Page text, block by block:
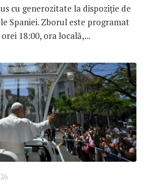
cu generozitate la dispoziție de
Spaniei. Zborul este programat
18:00, ora locală,...